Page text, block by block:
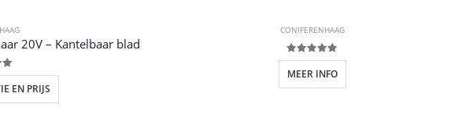
20V – Kantelbaar blad
5
EN PRIJS
CONIFERENHAAG
0out of 5
MEER INFO